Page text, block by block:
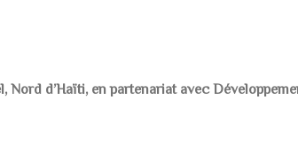
d’Haïti, en partenariat avec